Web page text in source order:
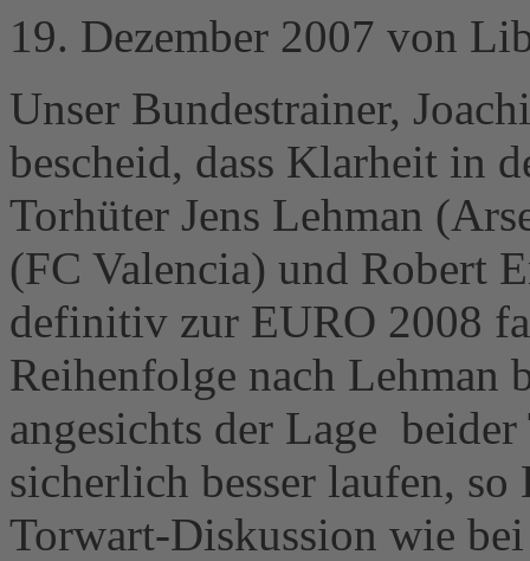
19. Dezember 2007 von
Unser Bundestrainer,
bescheid, dass Klarheit in
Torhüter Jens Lehman
(FC Valencia) und Robert
definitiv zur EURO 2008
Reihenfolge nach Lehman
angesichts der Lage
sicherlich besser laufen,
Torwart-Diskussion wie